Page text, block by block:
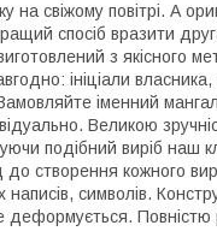
свіжому повітрі. А
спосіб вразити
з якісного
ініціали
іменний
Великою
подібний виріб наш
створення кожного
символів.
деформується.